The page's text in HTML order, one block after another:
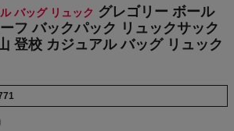
バッグ リュック グレゴリー ボール
フ バックパック リュックサック
登校 カジュアル バッグ リュック
）